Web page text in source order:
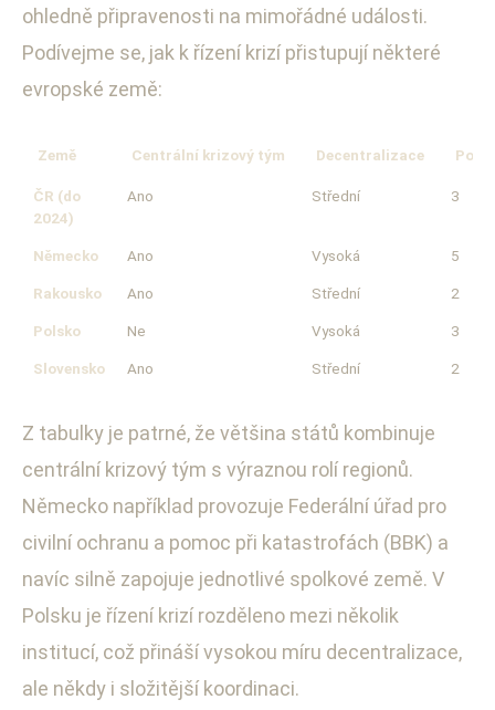
ohledně připravenosti na mimořádné události.
Podívejme se, jak k řízení krizí přistupují některé
evropské země:
Země Centrální krizový tým Decentralizace
ČR (do
2024)
Ano Střední 3
Německo Ano Vysoká 5
Rakousko Ano Střední 2
Polsko Ne Vysoká 3
Slovensko Ano Střední 2
Z tabulky je patrné, že většina států kombinuje
centrální krizový tým s výraznou rolí regionů.
Německo například provozuje Federální úřad pro
civilní ochranu a pomoc při katastrofách (BBK) a
navíc silně zapojuje jednotlivé spolkové země. V
Polsku je řízení krizí rozděleno mezi několik
institucí, což přináší vysokou míru decentralizace,
ale někdy i složitější koordinaci.